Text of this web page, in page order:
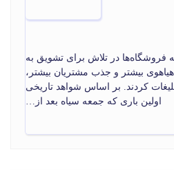
فروشگاه‌ها در تلاش برای تشویق به
بیشتر و جذب مشتریان بیشتر،
کردند. بر اساس شواهد تاریخی
اولین باری که جمعه سیاه بعد از…